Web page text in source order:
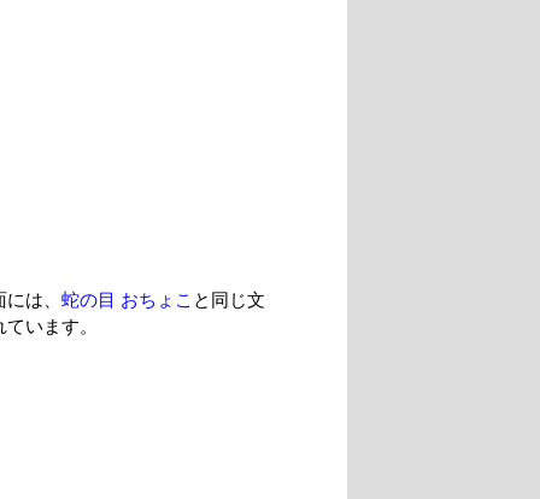
は、 蛇の目 おちょこ と同じ文
います。